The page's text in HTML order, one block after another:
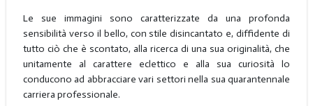
Le sue immagini sono caratterizzate da una profonda
sensibilità verso il bello, con stile disincantato e, diffidente di
tutto ciò che è scontato, alla ricerca di una sua originalità, che
unitamente al carattere eclettico e alla sua curiosità lo
conducono ad abbracciare vari settori nella sua quarantennale
carriera professionale.